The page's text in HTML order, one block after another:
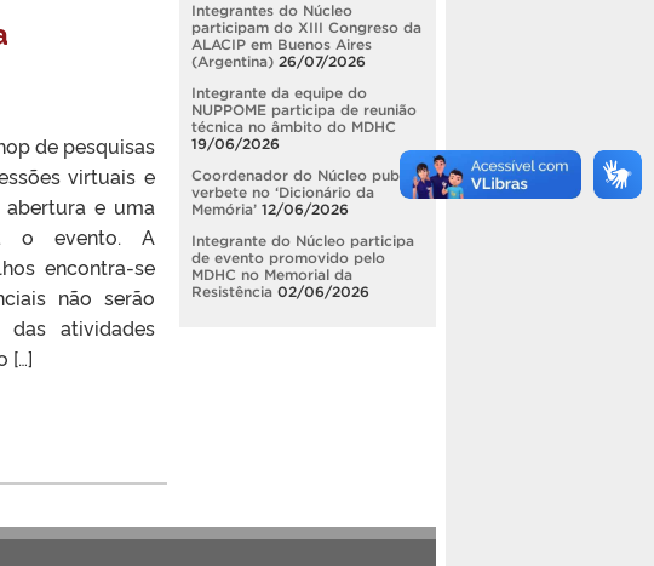
de pesquisas
virtuais e
e uma
o evento. A
encontra-se
não serão
atividades
[…]
Integrantes do Núcleo
participam do XIII Congreso da
ALACIP em Buenos Aires
(Argentina) 26/07/2026
Integrante da equipe do
NUPPOME participa de reunião
técnica no âmbito do MDHC
19/06/2026
Coordenador do Núcleo publica
verbete no ‘Dicionário da
Memória’ 12/06/2026
Integrante do Núcleo participa
de evento promovido pelo
MDHC no Memorial da
Resistência 02/06/2026